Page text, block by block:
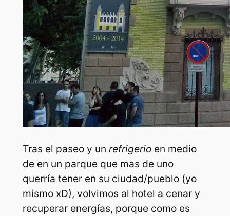
Tras el paseo y un refrigerioen medio
de en un parque que mas de uno
querría tener en su ciudad/pueblo (yo
mismo xD), volvimos al hotel a cenar y
recuperar energías, porque como es